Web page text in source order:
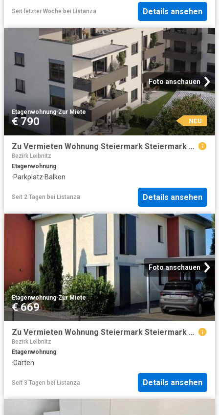
Seit letzter Woche bei Listanza Details ansehen
Foto anschauen
Etagenwohnung·Zur Miete
€ 790 NEU
Zu Vermieten Wohnung Steiermark Steiermark DS104844988
Bezirk Leibnitz
Etagenwohnung
·Parkplatz·Balkon
Seit 2 Tagen bei Listanza Details ansehen
Foto anschauen
Etagenwohnung·Zur Miete
€ 669
Zu Vermieten Wohnung Steiermark Steiermark DS104827743
Bezirk Leibnitz
Etagenwohnung
·Garten
Seit 3 Tagen bei Listanza Details ansehen